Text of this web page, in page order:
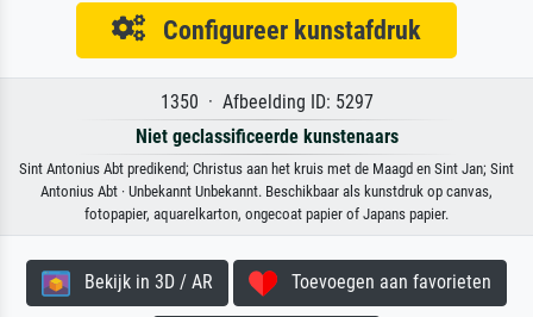
Configureer kunstafdruk
1350 · Afbeelding ID: 5297
Niet geclassificeerde kunstenaars
Sint Antonius Abt predikend; Christus aan het kruis met de Maagd en Sint Jan; Sint
Antonius Abt · Unbekannt Unbekannt. Beschikbaar als kunstdruk op canvas,
fotopapier, aquarelkarton, ongecoat papier of Japans papier.
Bekijk in 3D / AR Toevoegen aan favorieten